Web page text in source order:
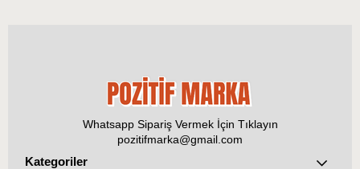
Whatsapp Sipariş Vermek İçin Tıklayın
pozitifmarka@gmail.com
Kategoriler